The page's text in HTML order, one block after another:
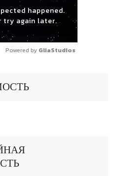
happened.
try again later.
Powered by GliaStudios